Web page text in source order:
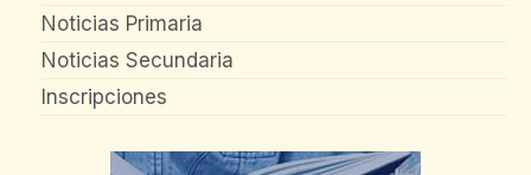
Noticias Primaria
Noticias Secundaria
Inscripciones